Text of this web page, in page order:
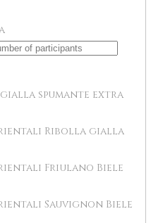
spumante extra
Ribolla gialla
Friulano Biele
Sauvignon Biele